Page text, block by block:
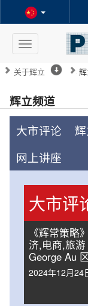
Toggle
navigation
关于辉立
辉立频道
大市评论
网上讲座
大市评
《辉常策略
济,电商,旅
George Au
2024年12月24